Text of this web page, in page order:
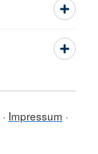
Impressum